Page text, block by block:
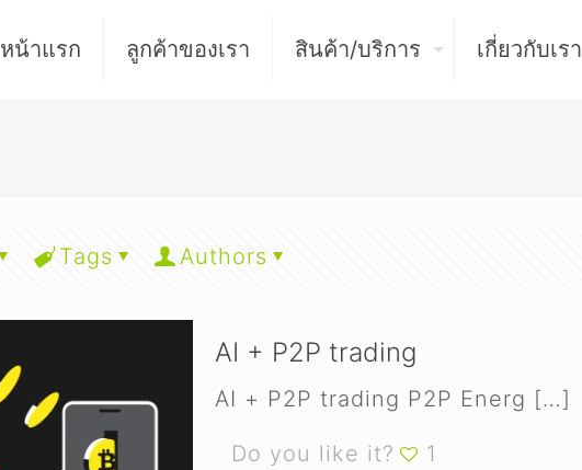
หน้าแรก ลูกค้าของเรา สินค้า/บริการ เกี่ยวกับเรา
Tags Authors
AI + P2P trading
AI + P2P trading P2P Energ […]
Do you like it? 1